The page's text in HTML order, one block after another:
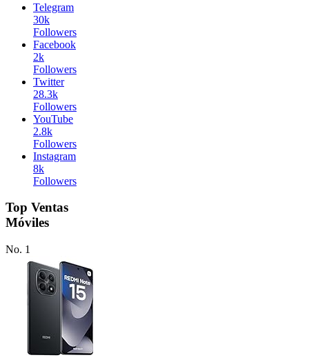
Telegram
30k
Followers
Facebook
2k
Followers
Twitter
28.3k
Followers
YouTube
2.8k
Followers
Instagram
8k
Followers
Top Ventas
Móviles
No. 1